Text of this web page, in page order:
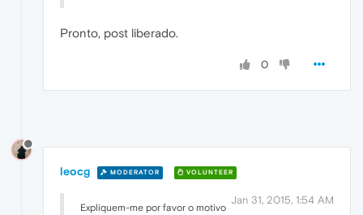
Pronto, post liberado.
0
leocg MODERATOR VOLUNTEER
Jan 31, 2015, 1:54 AM
Expliquem-me por favor o motivo